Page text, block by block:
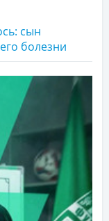
сын
болезни